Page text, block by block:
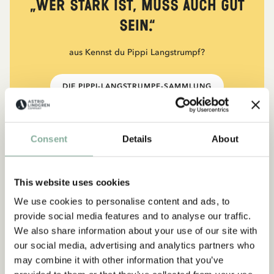
Consent Details About
This website uses cookies
We use cookies to personalise content and ads, to
provide social media features and to analyse our traffic.
We also share information about your use of our site with
our social media, advertising and analytics partners who
may combine it with other information that you’ve
„Wer stark ist, muss auch gut
sein.“
aus Kennst du Pippi Langstrumpf?
DIE PIPPI-LANGSTRUMPF-SAMMLUNG
NEU -15%